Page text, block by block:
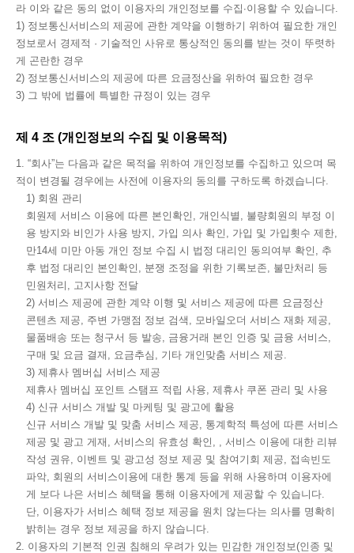
라 이와 같은 동의 없이 이용자의 개인정보를 수집∙이용할 수 있습니다.
1) 정보통신서비스의 제공에 관한 계약을 이행하기 위하여 필요한 개인
정보로서 경제적 · 기술적인 사유로 통상적인 동의를 받는 것이 뚜렷하
게 곤란한 경우
2) 정보통신서비스의 제공에 따른 요금정산을 위하여 필요한 경우
3) 그 밖에 법률에 특별한 규정이 있는 경우
제 4 조 (개인정보의 수집 및 이용목적)
1. “회사”는 다음과 같은 목적을 위하여 개인정보를 수집하고 있으며 목
적이 변경될 경우에는 사전에 이용자의 동의를 구하도록 하겠습니다.
1) 회원 관리
회원제 서비스 이용에 따른 본인확인, 개인식별, 불량회원의 부정 이
용 방지와 비인가 사용 방지, 가입 의사 확인, 가입 및 가입횟수 제한,
만14세 미만 아동 개인 정보 수집 시 법정 대리인 동의여부 확인, 추
후 법정 대리인 본인확인, 분쟁 조정을 위한 기록보존, 불만처리 등
민원처리, 고지사항 전달
2) 서비스 제공에 관한 계약 이행 및 서비스 제공에 따른 요금정산
콘텐츠 제공, 주변 가맹점 정보 검색, 모바일오더 서비스 재화 제공,
물품배송 또는 청구서 등 발송, 금융거래 본인 인증 및 금융 서비스,
구매 및 요금 결재, 요금추심, 기타 개인맞춤 서비스 제공.
3) 제휴사 멤버십 서비스 제공
제휴사 멤버십 포인트 스탬프 적립 사용, 제휴사 쿠폰 관리 및 사용
4) 신규 서비스 개발 및 마케팅 및 광고에 활용
신규 서비스 개발 및 맞춤 서비스 제공, 통계학적 특성에 따른 서비스
제공 및 광고 게재, 서비스의 유효성 확인, , 서비스 이용에 대한 리뷰
작성 권유, 이벤트 및 광고성 정보 제공 및 참여기회 제공, 접속빈도
파악, 회원의 서비스이용에 대한 통계 등을 위해 사용하며 이용자에
게 보다 나은 서비스 혜택을 통해 이용자에게 제공할 수 있습니다.
단, 이용자가 서비스 혜택 정보 제공을 원치 않는다는 의사를 명확히
밝히는 경우 정보 제공을 하지 않습니다.
2. 이용자의 기본적 인권 침해의 우려가 있는 민감한 개인정보(인종 및